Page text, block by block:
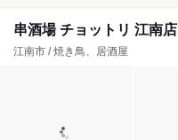
串酒場 チョットリ 江南店
江南市 / 焼き鳥、居酒屋